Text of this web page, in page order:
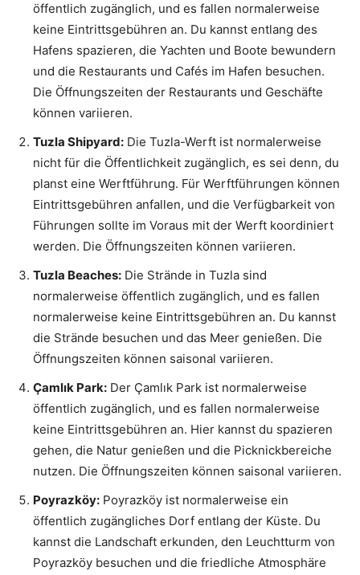
öffentlich zugänglich, und es fallen normalerweise
keine Eintrittsgebühren an. Du kannst entlang des
Hafens spazieren, die Yachten und Boote bewundern
und die Restaurants und Cafés im Hafen besuchen.
Die Öffnungszeiten der Restaurants und Geschäfte
können variieren.
Tuzla Shipyard: Die Tuzla-Werft ist normalerweise
nicht für die Öffentlichkeit zugänglich, es sei denn, du
planst eine Werftführung. Für Werftführungen können
Eintrittsgebühren anfallen, und die Verfügbarkeit von
Führungen sollte im Voraus mit der Werft koordiniert
werden. Die Öffnungszeiten können variieren.
Tuzla Beaches: Die Strände in Tuzla sind
normalerweise öffentlich zugänglich, und es fallen
normalerweise keine Eintrittsgebühren an. Du kannst
die Strände besuchen und das Meer genießen. Die
Öffnungszeiten können saisonal variieren.
Çamlık Park: Der Çamlık Park ist normalerweise
öffentlich zugänglich, und es fallen normalerweise
keine Eintrittsgebühren an. Hier kannst du spazieren
gehen, die Natur genießen und die Picknickbereiche
nutzen. Die Öffnungszeiten können saisonal variieren.
Poyrazköy: Poyrazköy ist normalerweise ein
öffentlich zugängliches Dorf entlang der Küste. Du
kannst die Landschaft erkunden, den Leuchtturm von
Poyrazköy besuchen und die friedliche Atmosphäre